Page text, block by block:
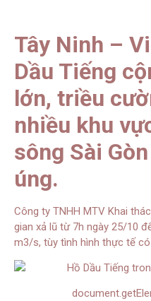
Tây Ninh –
Dầu Tiếng
lớn, triều
nhiều khu
sông Sài
úng.
Công ty TNHH MTV Khai
gian xả lũ từ 7h ngày 25/10
m3/s, tùy tình hình thực tế có